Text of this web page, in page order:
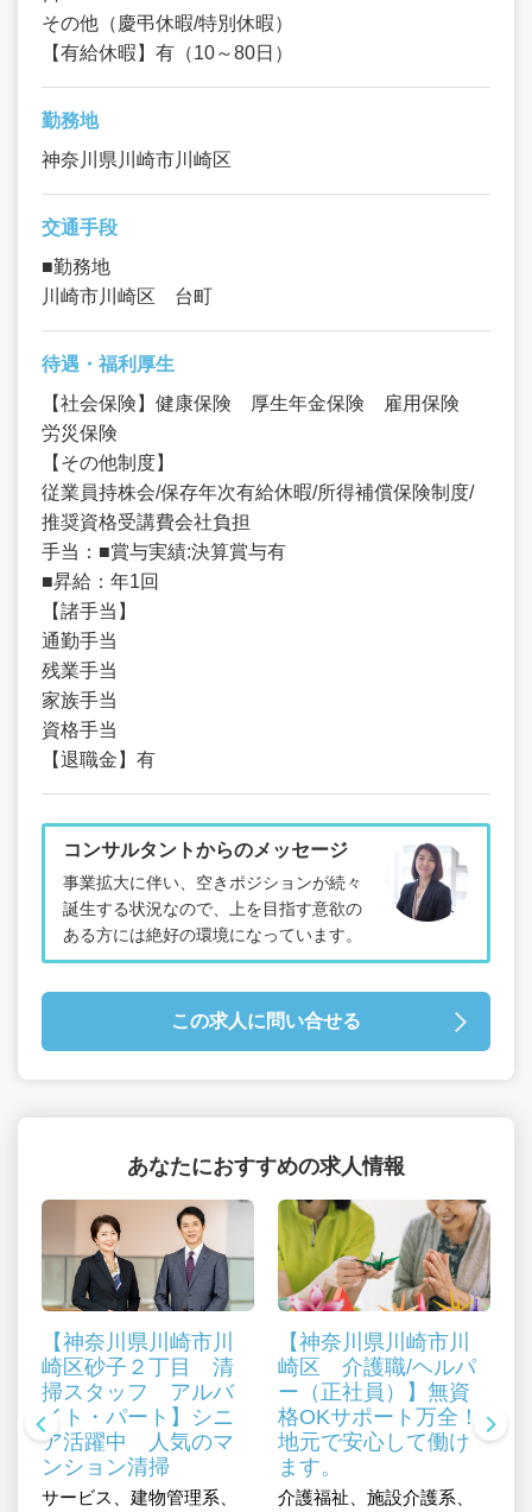
その他（慶弔休暇/特別休暇）
【有給休暇】有（10～80日）
勤務地
神奈川県川崎市川崎区
交通手段
■勤務地
川崎市川崎区 台町
待遇・福利厚生
【社会保険】健康保険 厚生年金保険 雇用保険
労災保険
【その他制度】
従業員持株会/保存年次有給休暇/所得補償保険制度/
推奨資格受講費会社負担
手当：■賞与実績:決算賞与有
■昇給：年1回
【諸手当】
通勤手当
残業手当
家族手当
資格手当
【退職金】有
コンサルタントからのメッセージ
事業拡大に伴い、空きポジションが続々
誕生する状況なので、上を目指す意欲の
ある方には絶好の環境になっています。
この求人に問い合せる
あなたにおすすめの求人情報
【神奈川県川崎市川
崎区砂子２丁目 清
掃スタッフ アルバ
イト・パート】シニ
ア活躍中 人気のマ
ンション清掃
サービス、建物管理系、
【神奈川県川崎市川
崎区 介護職/ヘルパ
ー（正社員）】無資
格OKサポート万全！
地元で安心して働け
ます。
介護福祉、施設介護系、